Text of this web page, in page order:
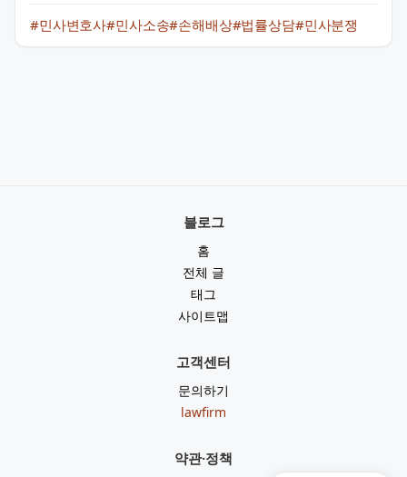
#민사변호사#민사소송#손해배상#법률상담#민사분쟁
블로그
홈
전체 글
태그
사이트맵
고객센터
문의하기
lawfirm
약관·정책